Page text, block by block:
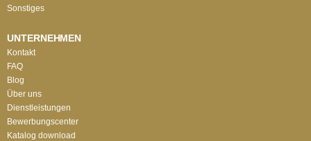
Sonstiges
UNTERNEHMEN
Kontakt
FAQ
Blog
Über uns
Dienstleistungen
Bewerbungscenter
Katalog download